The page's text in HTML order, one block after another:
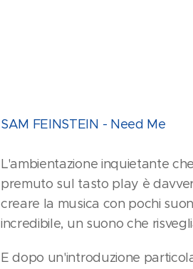
SAM FEINSTEIN - Need Me
L'ambientazione inquietante
premuto sul tasto play è
creare la musica con pochi
incredibile, un suono che
E dopo un'introduzione